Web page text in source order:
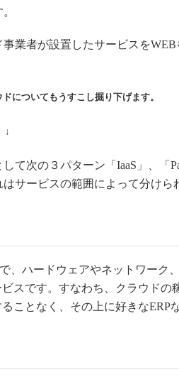
業者が設置したサービスをWEB
についてもうすこし掘り下げます。
↓
て次の３パターン「IaaS」、「
はサービスの範囲によって分けら
、ハードウェアやネットワーク
スです。すなわち、クラウドの
ことなく、その上に好きなERP